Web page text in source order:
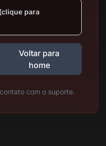
para
Voltar para
home
com o suporte.